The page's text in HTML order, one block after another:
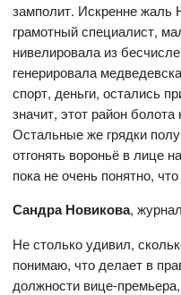
замполит. Искренне
грамотный специалист,
нивелировала из
генерировала
спорт, деньги, остались
значит, этот район
Остальные же грядки
отгонять вороньё в лице
пока не очень понятно,
Сандра Новикова,
Не столько удивил,
понимаю, что делает в
должности вице-